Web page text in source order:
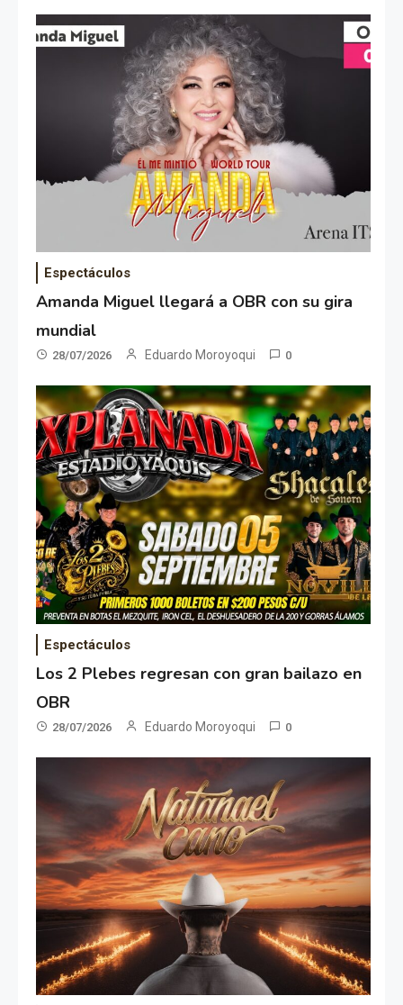
Espectáculos
Amanda Miguel llegará a OBR con su gira
mundial
28/07/2026 Eduardo Moroyoqui 0
Espectáculos
Los 2 Plebes regresan con gran bailazo en
OBR
28/07/2026 Eduardo Moroyoqui 0